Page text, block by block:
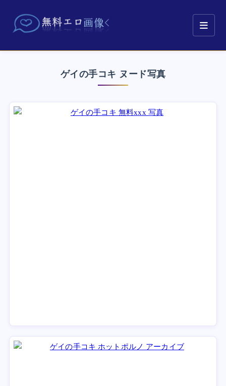
ゲイの手コキ ヌード写真